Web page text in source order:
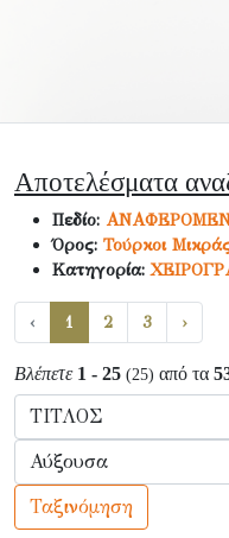
Αποτελέσματα
Πεδίο:
Όρος: Τούρκοι
Κατηγορία:
‹ 1 2 3 ›
Βλέπετε 1 - 25 (25) από τα
Ταξινόμηση